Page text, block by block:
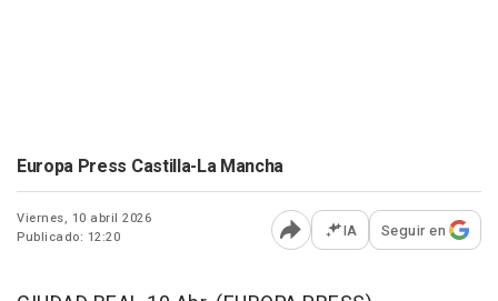
Europa Press Castilla-La Mancha
Viernes, 10 abril 2026
Publicado: 12:20
Abrir opciones para
IA Seguir en